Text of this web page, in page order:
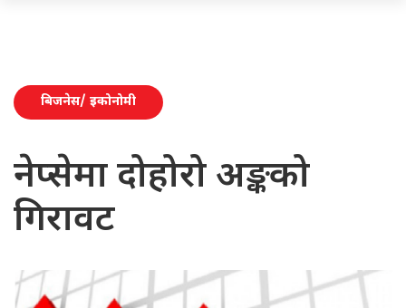
बिजनेस/ इकोनोमी
नेप्सेमा दोहोरो अङ्कको
गिरावट